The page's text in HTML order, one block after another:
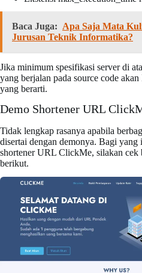
Baca Juga: Apa Saja Mata
Jurusan Teknik Informatika?
Jika minimum spesifikasi server di
yang berjalan pada source code
yang berarti.
Demo Shortener URL
Tidak lengkap rasanya apabila
disertai dengan demonya. Bagi yang
shortener URL ClickMe, silakan cek
berikut.